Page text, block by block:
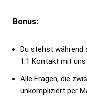
Bonus:
Du stehst während
1:1 Kontakt mit uns
Alle Fragen, die
unkompliziert per